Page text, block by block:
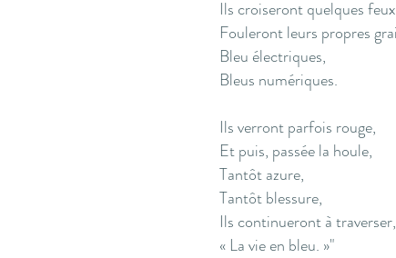
Ils croiseront quelques
Fouleront leurs propres
Bleu électriques,
Bleus numériques.
Ils verront parfois rouge,
Et puis, passée la houle,
Tantôt azure,
Tantôt blessure,
Ils continueront à
« La vie en bleu. »"